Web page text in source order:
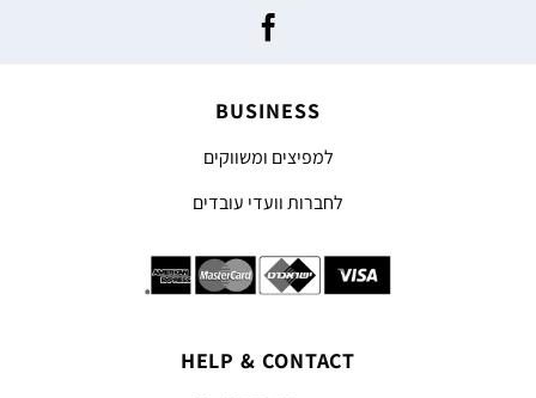
BUSINESS
למפיצים ומשווקים
לחברות וועדי עובדים
HELP & CONTACT